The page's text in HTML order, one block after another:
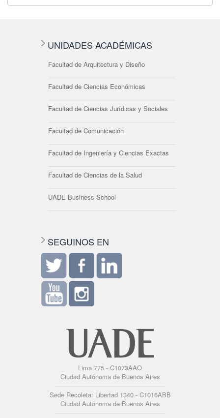
UNIDADES ACADÉMICAS
Facultad de Arquitectura y Diseño
Facultad de Ciencias Económicas
Facultad de Ciencias Jurídicas y Sociales
Facultad de Comunicación
Facultad de Ingeniería y Ciencias Exactas
Facultad de Ciencias de la Salud
UADE Business School
SEGUINOS EN
Lima 775 - C1073AAO
Ciudad Autónoma de Buenos Aires
Sede Recoleta: Libertad 1340 - C1016ABB
Ciudad Autónoma de Buenos Aires